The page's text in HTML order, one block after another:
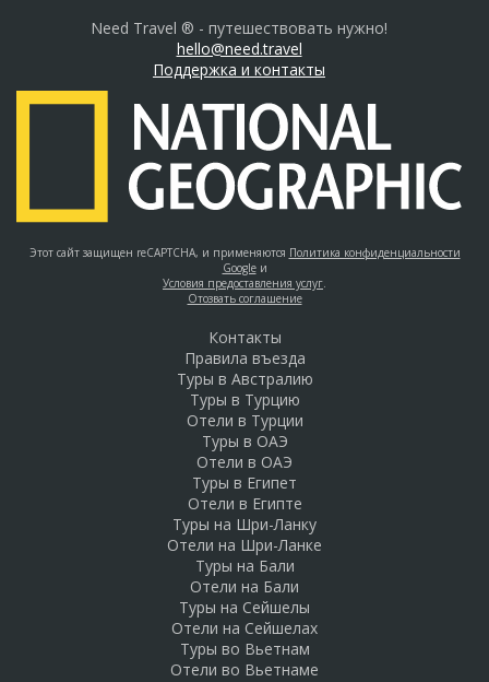
Need Travel ® - путешествовать нужно!
hello@need.travel
Поддержка и контакты
Этот сайт защищен reCAPTCHA, и применяются Политика конфиденциальности
Googleи
Условия предоставления услуг.
Отозвать соглашение
Контакты
Правила въезда
Туры в Австралию
Туры в Турцию
Отели в Турции
Туры в ОАЭ
Отели в ОАЭ
Туры в Египет
Отели в Египте
Туры на Шри-Ланку
Отели на Шри-Ланке
Туры на Бали
Отели на Бали
Туры на Сейшелы
Отели на Сейшелах
Туры во Вьетнам
Отели во Вьетнаме